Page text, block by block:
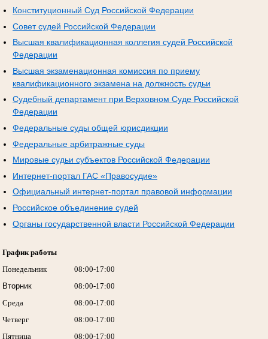
Конституционный Суд Российской Федерации
Совет судей Российской Федерации
Высшая квалификационная коллегия судей Российской
Федерации
Высшая экзаменационная комиссия по приему
квалификационного экзамена на должность судьи
Судебный департамент при Верховном Суде Российской
Федерации
Федеральные суды общей юрисдикции
Федеральные арбитражные суды
Мировые судьи субъектов Российской Федерации
Интернет-портал ГАС «Правосудие»
Официальный интернет-портал правовой информации
Российское объединение судей
Органы государственной власти Российской Федерации
График работы
Понедельник
08:00-17:00
Вторник
08:00-17:00
Среда
08:00-17:00
Четверг
08:00-17:00
Пятница
08:00-17:00